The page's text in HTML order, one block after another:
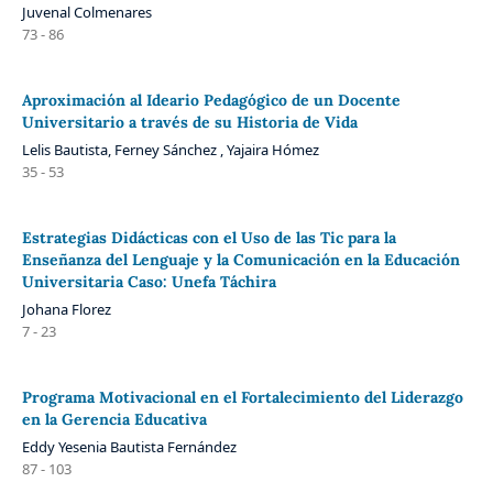
Juvenal Colmenares
73 - 86
Aproximación al Ideario Pedagógico de un Docente
Universitario a través de su Historia de Vida
Lelis Bautista, Ferney Sánchez , Yajaira Hómez
35 - 53
Estrategias Didácticas con el Uso de las Tic para la
Enseñanza del Lenguaje y la Comunicación en la Educación
Universitaria Caso: Unefa Táchira
Johana Florez
7 - 23
Programa Motivacional en el Fortalecimiento del Liderazgo
en la Gerencia Educativa
Eddy Yesenia Bautista Fernández
87 - 103